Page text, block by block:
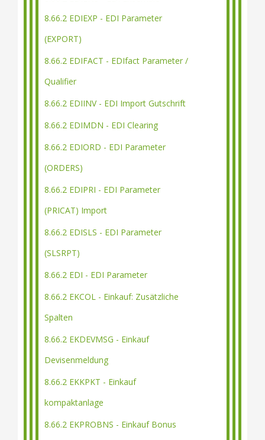
8.66.2 EDIEXP - EDI Parameter
(EXPORT)
8.66.2 EDIFACT - EDIfact Parameter /
Qualifier
8.66.2 EDIINV - EDI Import Gutschrift
8.66.2 EDIMDN - EDI Clearing
8.66.2 EDIORD - EDI Parameter
(ORDERS)
8.66.2 EDIPRI - EDI Parameter
(PRICAT) Import
8.66.2 EDISLS - EDI Parameter
(SLSRPT)
8.66.2 EDI - EDI Parameter
8.66.2 EKCOL - Einkauf: Zusätzliche
Spalten
8.66.2 EKDEVMSG - Einkauf
Devisenmeldung
8.66.2 EKKPKT - Einkauf
kompaktanlage
8.66.2 EKPROBNS - Einkauf Bonus